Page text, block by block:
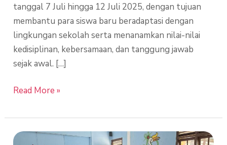
tanggal 7 Juli hingga 12 Juli 2025, dengan tujuan
membantu para siswa baru beradaptasi dengan
lingkungan sekolah serta menanamkan nilai-nilai
kedisiplinan, kebersamaan, dan tanggung jawab
sejak awal. […]
Read More »
Dari